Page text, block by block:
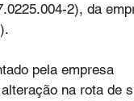
2), da
pela empresa
na rota de